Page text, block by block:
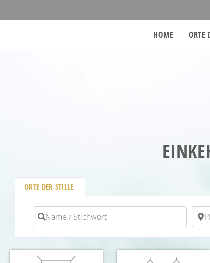
HOME ORTE
ORTE DER STILLE
Name / Stichwort PLZ